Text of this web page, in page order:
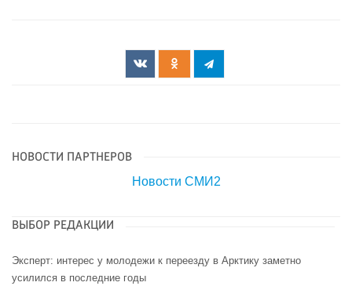
НОВОСТИ ПАРТНЕРОВ
Новости СМИ2
ВЫБОР РЕДАКЦИИ
Эксперт: интерес у молодежи к переезду в Арктику заметно
усилился в последние годы